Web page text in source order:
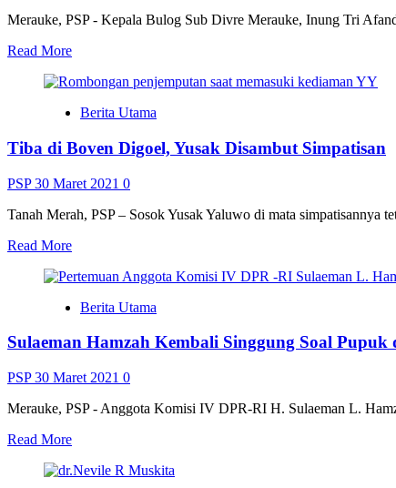
Merauke, PSP - Kepala Bulog Sub Divre Merauke, Inung Tri
Read MoreRead
about
dan
Beras
Bulog
Seimbang
Berita Utama
Tiba di Boven Digoel, Yusak Disambut Simpatisan
PSP30 Maret 2021 0
Tanah Merah, PSP – Sosok Yusak Yaluwo di mata simpatisannya
Read MoreRead
about
di
Digoel,
Disambut
Berita Utama
Sulaeman Hamzah Kembali Singgung Soal Pupuk
PSP30 Maret 2021 0
Merauke, PSP - Anggota Komisi IV DPR-RI H. Sulaeman L.
Read MoreRead
about